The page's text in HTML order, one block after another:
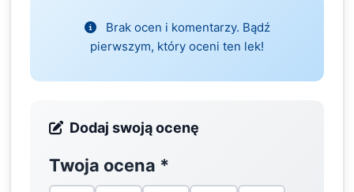
Brak ocen i komentarzy. Bądź
pierwszym, który oceni ten lek!
Dodaj swoją ocenę
Twoja ocena *